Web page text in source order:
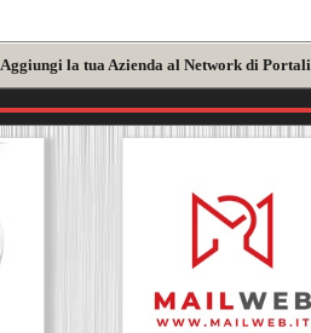
Aggiungi la tua Azienda al Network di Portali